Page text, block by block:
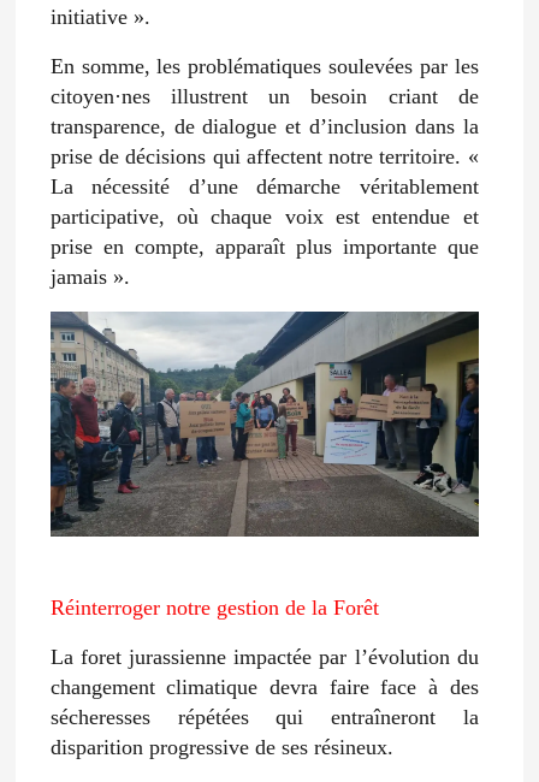
initiative ».
En somme, les problématiques soulevées par les
citoyen·nes illustrent un besoin criant de
transparence, de dialogue et d’inclusion dans la
prise de décisions qui affectent notre territoire. «
La nécessité d’une démarche véritablement
participative, où chaque voix est entendue et
prise en compte, apparaît plus importante que
jamais ».
Réinterroger notre gestion de la Forêt
La foret jurassienne impactée par l’évolution du
changement climatique devra faire face à des
sécheresses répétées qui entraîneront la
disparition progressive de ses résineux.